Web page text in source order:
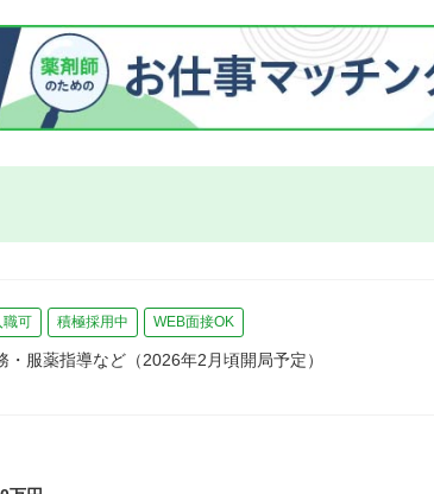
職可 積極採用中 WEB面接OK
服薬指導など（2026年2月頃開局予定）